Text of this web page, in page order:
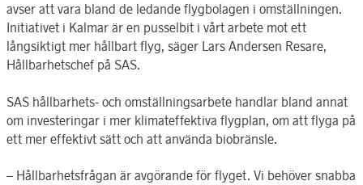
avser att vara bland de ledande flygbolagen i omställningen.
Initiativet i Kalmar är en pusselbit i vårt arbete mot ett
långsiktigt mer hållbart flyg, säger Lars Andersen Resare,
Hållbarhetschef på SAS.
SAS hållbarhets- och omställningsarbete handlar bland annat
om investeringar i mer klimateffektiva flygplan, om att flyga på
ett mer effektivt sätt och att använda biobränsle.
– Hållbarhetsfrågan är avgörande för flyget. Vi behöver snabba